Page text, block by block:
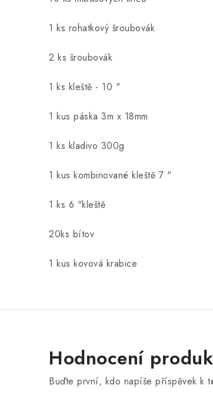
1 ks rohatkový šroubovák
2 ks šroubovák
1 ks kleště - 10 "
1 kus páska 3m x 18mm
1 ks kladivo 300g
1 kus kombinované kleště 7 "
1 ks 6 "kleště
20ks bítov
1 kus kovová krabice
Hodnocení
Buďte první, kdo napíše příspěvek k